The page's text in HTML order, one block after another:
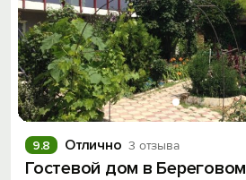
Отлично 3 отзыва
9.8
Гостевой дом в Береговом